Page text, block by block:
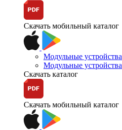
Скачать мобильный каталог
Модульные
Модульные
Скачать каталог
Скачать мобильный каталог